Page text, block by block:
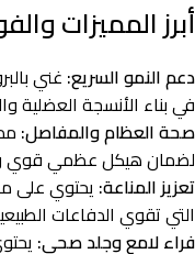
أبرز المميزات
دعم النمو السريع: غني
في بناء الأنسجة العضلية
صحة العظام والمفاصل:
لضمان هيكل عظمي قوي
تعزيز المناعة: يحتوي على
التي تقوي الدفاعات
فراء لامع وجلد صحي: